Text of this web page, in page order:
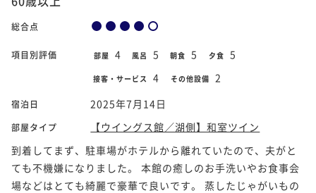
総合点
項目別評価 部屋 4 風呂 5 朝食 5 夕食 5
接客・サービス 4 その他設備 2
宿泊日 2025年7月14日
部屋タイプ
【ウイングス館／湖側】和室ツイン
到着してまず、駐車場がホテルから離れていたので、夫がと
ても不機嫌になりました。 本館の癒しのお手洗いやお食事会
場などはとても綺麗で豪華で良いです。 蒸したじゃがいもの